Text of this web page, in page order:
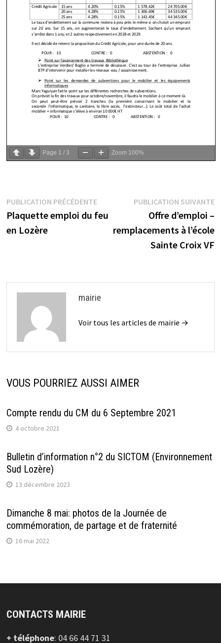
Page 1 / 3 Zoom 100%
Navigation
de
PUBLICATION PRÉCÉDENTEPublication
précédente :
Plaquette emploi du feu
en Lozère
PUBLICATION SUIVANTE
Offre d’emploi –
remplacements à l’école
Sainte Croix VF
mairie
Voir tous les articles de mairie →
VOUS POURRIEZ AUSSI AIMER
Compte rendu du CM du 6 Septembre 2021
4 octobre 2021
Bulletin d’information n°2 du SICTOM (Environnement
Sud Lozère)
13 décembre 2023
Dimanche 8 mai: photos de la Journée de
commémoration, de partage et de fraternité
16 mai 2022
CONTACTS MAIRIE
+ téléphone: 04 66 44 71 31